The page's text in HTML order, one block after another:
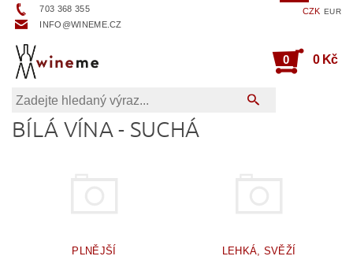
703 368 355
INFO@WINEME.CZ
CZK EUR
0 0 Kč
BÍLÁ VÍNA - SUCHÁ
PLNĚJŠÍ LEHKÁ, SVĚŽÍ